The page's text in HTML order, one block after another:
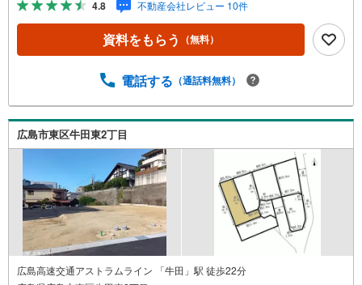
見て納得して買いたい」広告では分かり難い物件の長所や
短所を現地でご確認できます。お気軽にお問い合わせ下さ
い。TV電話やLINE等でオンライン案内も可能です。お気軽
をモットーに、創業以来多くのお客様に信頼と信用を頂
できました。「人と人、心と心」これからもこの精神を大
切に、お客様へのサポートをさせて頂きます。株式会社日
東リバティ〒732-0818広島市南区段原日出2丁目2-22-2F
4.8 不動産会社レビュー 10件
資料をもらう （無料）
電話する （通話料無料）
広島市東区牛田東2丁目
広島高速交通アストラムライン 「牛田」駅 徒歩22分